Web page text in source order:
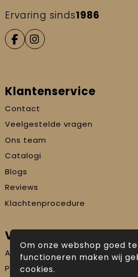
Ervaring sinds1986
Klantenservice
Contact
Veelgestelde vragen
Ons team
Catalogi
Blogs
Reviews
Klachtenprocedure
Veilig winkelen
Algemene voorwaarden
Privacyverklaring
Om onze webshop goed
functioneren maken wij
cookies.